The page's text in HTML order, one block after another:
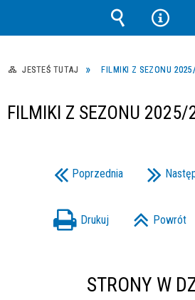
JESTEŚ TUTAJ FILMIKI Z SEZONU
FILMIKI Z SEZONU 2025/
Poprzednia
Drukuj Powrót
STRONY W